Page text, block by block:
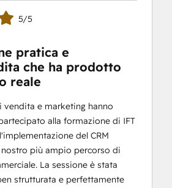
5/5
pratica e
che ha prodotto
reale
vendita e marketing hanno
alla formazione di IFT
del CRM
più ampio percorso di
La sessione è stata
strutturata e perfettamente